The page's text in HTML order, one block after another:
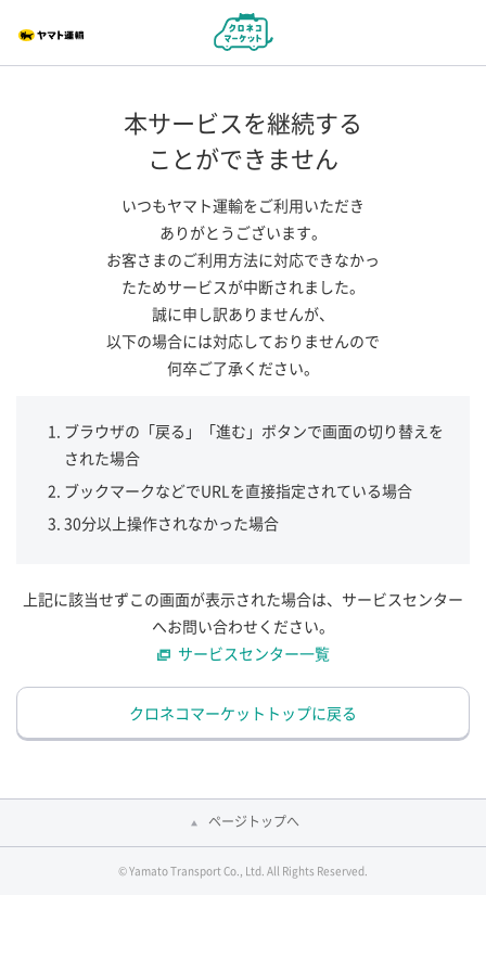
本サービスを継続する
ことができません
いつもヤマト運輸をご利用いただき
ありがとうございます。
お客さまのご利用方法に対応できなかっ
たためサービスが中断されました。
誠に申し訳ありませんが、
以下の場合には対応しておりませんので
何卒ご了承ください。
ブラウザの「戻る」「進む」ボタンで画面の切り替えを
された場合
ブックマークなどでURLを直接指定されている場合
30分以上操作されなかった場合
上記に該当せずこの画面が表示された場合は、サービスセンター
へお問い合わせください。
サービスセンター一覧
クロネコマーケットトップに戻る
ページトップへ
© Yamato Transport Co., Ltd. All Rights Reserved.